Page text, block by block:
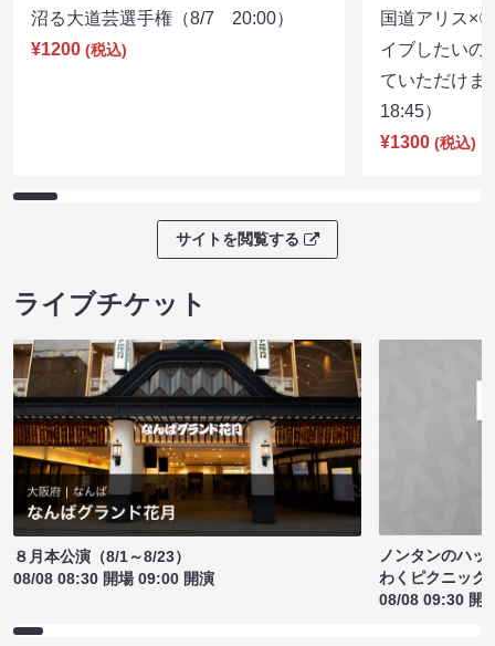
沼る大道芸選手権（8/7 20:00）
¥1200 (税込)
国道アリス×
イブしたいの
ていただけ
18:45）
¥1300 (税込)
サイトを閲覧する
ライブチケット
８月本公演（8/1～8/23）
08/08 08:30 開場 09:00 開演
ノンタンのハッ
わくピクニック
08/08 09:30 開